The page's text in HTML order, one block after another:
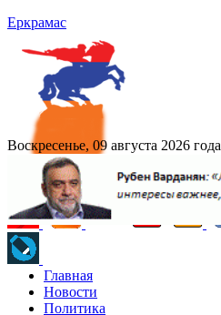
Еркрамас
Воскресенье, 09 августа 2026 года
Главная
Новости
Политика